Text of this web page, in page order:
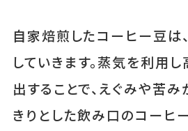
自家焙煎したコーヒー豆は
していきます。蒸気を利用
出することで、えぐみや苦み
きりとした飲み口のコーヒ